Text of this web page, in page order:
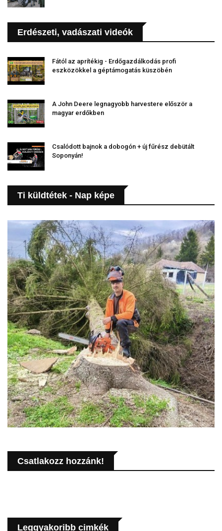
Erdészeti, vadászati videók
Fától az aprítékig - Erdőgazdálkodás profi
eszközökkel a géptámogatás küszöbén
A John Deere legnagyobb harvestere először a
magyar erdőkben
Csalódott bajnok a dobogón + új fűrész debütált
Soponyán!
Ti küldtétek - Nap képe
Csatlakozz hozzánk!
Leggyakoribb cimkék